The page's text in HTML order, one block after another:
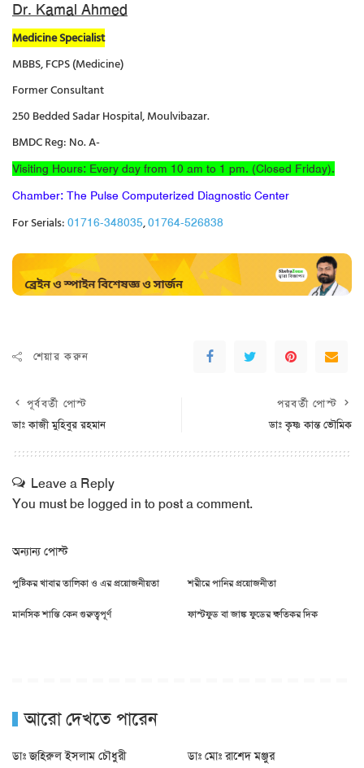
Dr. Kamal Ahmed
Medicine Specialist
MBBS, FCPS (Medicine)
Former Consultant
250 Bedded Sadar Hospital, Moulvibazar.
BMDC Reg: No. A-
Visiting Hours: Every day from 10 am to 1 pm. (Closed Friday).
Chamber: The Pulse Computerized Diagnostic Center
For Serials: 01716-348035,01764-526838
শেয়ার করুন
পূর্ববর্তী পোস্ট
ডাঃ কাজী মুহিবুর রহমান
পরবর্তী পোস্ট
ডাঃ কৃষ্ণ কান্ত ভৌমিক
Leave a Reply
You must be logged in to post a comment.
অন্যান্য পোস্ট
পুষ্টিকর খাবার তালিকা ও এর প্রয়োজনীয়তা শরীরে পানির প্রয়োজনীতা
মানসিক শান্তি কেন গুরুত্বপূর্ণ ফাস্টফুড বা জাঙ্ক ফুডের ক্ষতিকর দিক
আরো দেখতে পারেন
ডাঃ জহিরুল ইসলাম চৌধুরী ডাঃ মোঃ রাশেদ মঞ্জুর